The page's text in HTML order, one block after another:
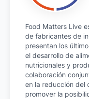
Food Matters Live
de fabricantes de
presentan los
el desarrollo de
nutricionales y
colaboración
en la reducción del
promover la